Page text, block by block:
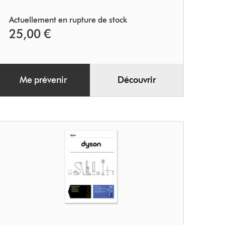
Actuellement en rupture de stock
25,00 €
Me prévenir Découvrir